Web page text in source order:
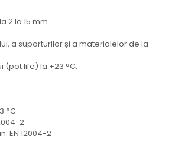
2 la 15 mm
a suporturilor și a materialelor de la
(pot life) la +23 °C:
°C:
2
EN 12004-2